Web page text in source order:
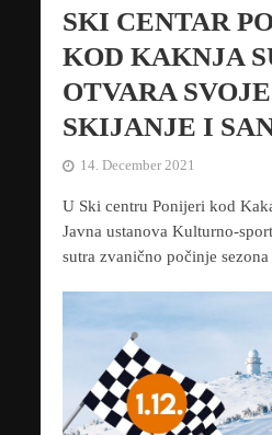
SKI CENTAR
KOD KAKNJA
OTVARA
SKIJANJE I
14. December 2021
U Ski centru Ponijeri kod
Javna ustanova Kulturno-
sutra zvanično počinje